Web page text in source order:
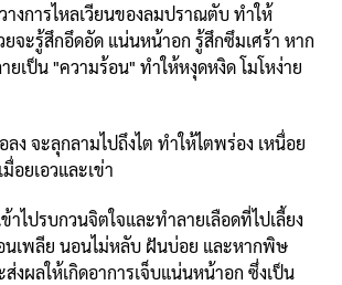
งการไหลเวียนของลมปราณตับ ทำให้
จะรู้สึกอึดอัด แน่นหน้าอก รู้สึกซึมเศร้า หาก
ยเป็น "ความร้อน" ทำให้หงุดหงิด โมโหง่าย
ง จะลุกลามไปถึงไต ทำให้ไตพร่อง เหนื่อย
อยเอวและเข่า
าไปรบกวนจิตใจและทำลายเลือดที่ไปเลี้ยง
นเพลีย นอนไม่หลับ ฝันบ่อย และหากพิษ
ส่งผลให้เกิดอาการเจ็บแน่นหน้าอก ซึ่งเป็น